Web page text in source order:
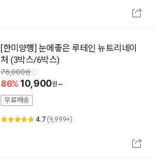
[한미양행] 눈에좋은 루테인 뉴트리네이
처 (3박스/6박스)
76,000
86 10,900
~
무료배송
4.7 (9,999+)